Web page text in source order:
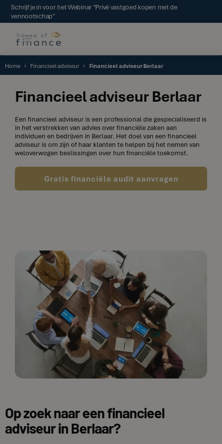
Schrijf je in voor het Webinar "Privé vastgoed kopen met de
vennootschap"
Home Financieel adviseur Financieel adviseur Berlaar
Financieel adviseur Berlaar
Een financieel adviseur is een professional die gespecialiseerd is
in het verstrekken van advies over financiële zaken aan
individuen en bedrijven in Berlaar. Het doel van een financieel
adviseur is om zijn of haar klanten te helpen bij het nemen van
weloverwogen beslissingen over hun financiële toekomst.
Gratis financiële audit aanvragen
Op zoek naar een financieel
adviseur in Berlaar?